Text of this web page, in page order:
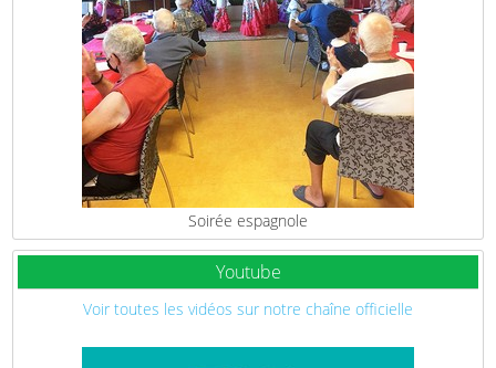
Soirée espagnole
Youtube
Voir toutes les vidéos sur notre chaîne officielle